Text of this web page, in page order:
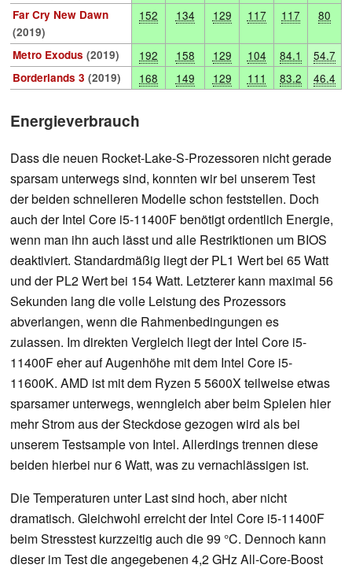
Far Cry New Dawn
(2019)
152 134 129 117 117 80
Metro Exodus (2019) 192 158 129 104 84.1 54.7
Borderlands 3 (2019) 168 149 129 111 83.2 46.4
Energieverbrauch
Dass die neuen Rocket-Lake-S-Prozessoren nicht gerade
sparsam unterwegs sind, konnten wir bei unserem Test
der beiden schnelleren Modelle schon feststellen. Doch
auch der Intel Core i5-11400F benötigt ordentlich Energie,
wenn man ihn auch lässt und alle Restriktionen um BIOS
deaktiviert. Standardmäßig liegt der PL1 Wert bei 65 Watt
und der PL2 Wert bei 154 Watt. Letzterer kann maximal 56
Sekunden lang die volle Leistung des Prozessors
abverlangen, wenn die Rahmenbedingungen es
zulassen. Im direkten Vergleich liegt der Intel Core i5-
11400F eher auf Augenhöhe mit dem Intel Core i5-
11600K. AMD ist mit dem Ryzen 5 5600X teilweise etwas
sparsamer unterwegs, wenngleich aber beim Spielen hier
mehr Strom aus der Steckdose gezogen wird als bei
unserem Testsample von Intel. Allerdings trennen diese
beiden hierbei nur 6 Watt, was zu vernachlässigen ist.
Die Temperaturen unter Last sind hoch, aber nicht
dramatisch. Gleichwohl erreicht der Intel Core i5-11400F
beim Stresstest kurzzeitig auch die 99 °C. Dennoch kann
dieser im Test die angegebenen 4,2 GHz All-Core-Boost